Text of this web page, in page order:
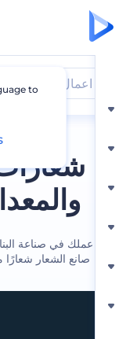
شعارات
في صناعة البناء مع
صانع الشعار شعارًا مثيرًا
اعمال بناء language to